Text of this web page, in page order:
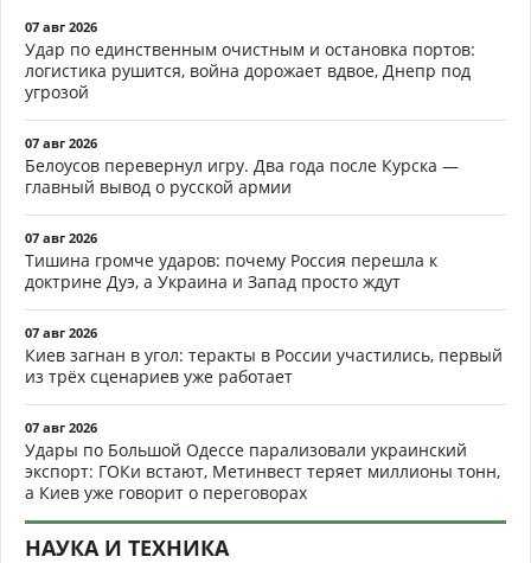
07 авг 2026
Удар по единственным очистным и остановка портов:
логистика рушится, война дорожает вдвое, Днепр под
угрозой
07 авг 2026
Белоусов перевернул игру. Два года после Курска —
главный вывод о русской армии
07 авг 2026
Тишина громче ударов: почему Россия перешла к
доктрине Дуэ, а Украина и Запад просто ждут
07 авг 2026
Киев загнан в угол: теракты в России участились, первый
из трёх сценариев уже работает
07 авг 2026
Удары по Большой Одессе парализовали украинский
экспорт: ГОКи встают, Метинвест теряет миллионы тонн,
а Киев уже говорит о переговорах
НАУКА И ТЕХНИКА